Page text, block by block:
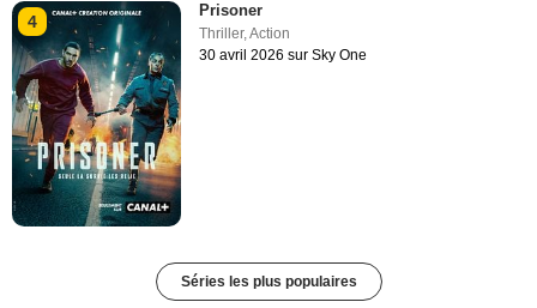
4
Prisoner
Thriller,Action
30 avril 2026 sur Sky One
Séries les plus populaires